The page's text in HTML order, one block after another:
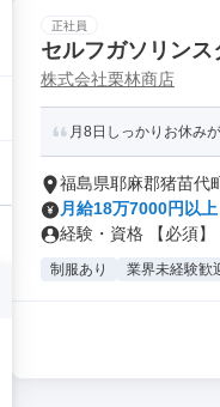
正社員
セルフガソリン
株式会社栗林商店
月8日しっかりお休み
福島県耶麻郡猪苗代
月給18万7000円以上
経験・資格 【必須
制服あり 業界未経験歓